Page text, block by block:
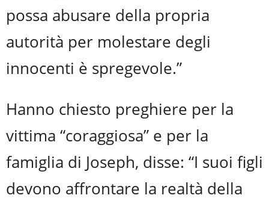
possa abusare della propria
autorità per molestare degli
innocenti è spregevole.”
Hanno chiesto preghiere per la
vittima “coraggiosa” e per la
famiglia di Joseph, disse: “I suoi figli
devono affrontare la realtà della